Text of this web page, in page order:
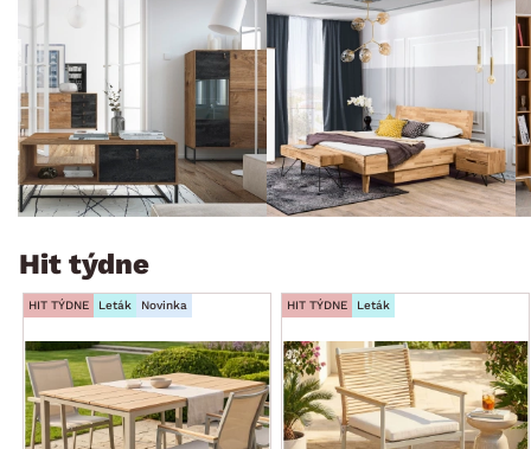
Hit týdne
HIT TÝDNE Leták Novinka HIT TÝDNE Leták